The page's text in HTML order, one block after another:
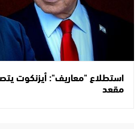
استطلاع "معاريف": أيزنكوت
مقعد